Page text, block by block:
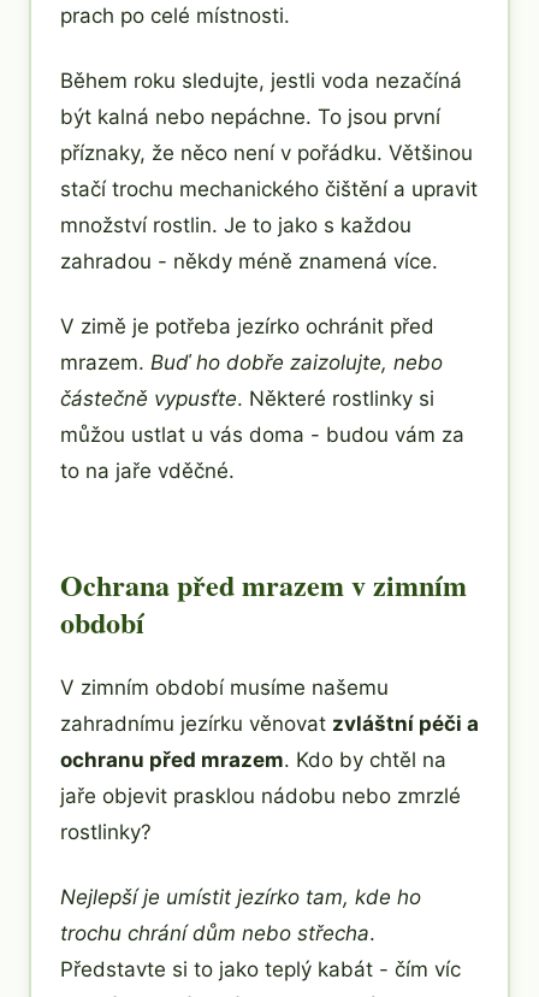
prach po celé místnosti.
Během roku sledujte, jestli voda nezačíná
být kalná nebo nepáchne. To jsou první
příznaky, že něco není v pořádku. Většinou
stačí trochu mechanického čištění a upravit
množství rostlin. Je to jako s každou
zahradou - někdy méně znamená více.
V zimě je potřeba jezírko ochránit před
mrazem. Buď ho dobře zaizolujte, nebo
částečně vypusťte. Některé rostlinky si
můžou ustlat u vás doma - budou vám za
to na jaře vděčné.
Ochrana před mrazem v zimním
období
V zimním období musíme našemu
zahradnímu jezírku věnovat zvláštní péči a
ochranu před mrazem. Kdo by chtěl na
jaře objevit prasklou nádobu nebo zmrzlé
rostlinky?
Nejlepší je umístit jezírko tam, kde ho
trochu chrání dům nebo střecha.
Představte si to jako teplý kabát - čím víc